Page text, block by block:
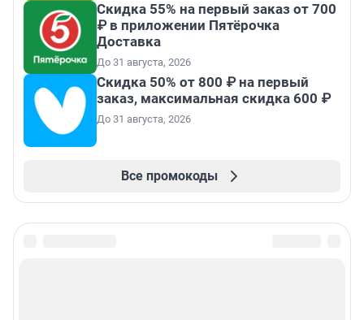
Скидка 55% на первый заказ от 700
₽ в приложении Пятёрочка
Доставка
До 31 августа, 2026
Скидка 50% от 800 ₽ на первый
заказ, максимальная скидка 600 ₽
До 31 августа, 2026
Все промокоды